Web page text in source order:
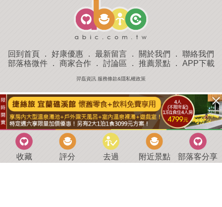
回到首頁 ． 好康優惠 ． 最新留言 ． 關於我們 ． 聯絡我們
部落格微件． 商家合作． 討論區 ． 推薦景點． APP下載
羿磊資訊 服務條款&隱私權政策
收藏 評分 去過 附近景點 部落客分享